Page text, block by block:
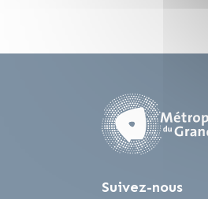
Suivez-nous